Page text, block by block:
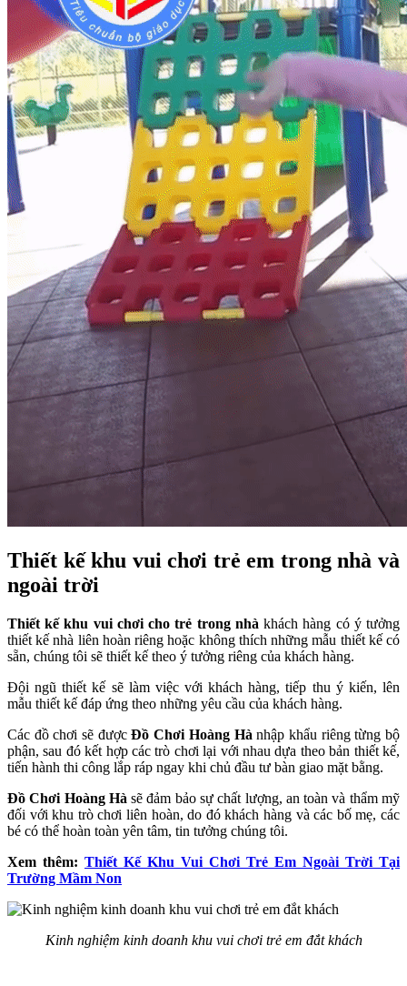
Thiết kế khu vui chơi trẻ em trong nhà và
ngoài trời
Thiết kế khu vui chơi cho trẻ trong nhà khách hàng có ý tưởng
thiết kế nhà liên hoàn riêng hoặc không thích những mẫu thiết kế có
sẵn, chúng tôi sẽ thiết kế theo ý tưởng riêng của khách hàng.
Đội ngũ thiết kế sẽ làm việc với khách hàng, tiếp thu ý kiến, lên
mẫu thiết kế đáp ứng theo những yêu cầu của khách hàng.
Các đồ chơi sẽ đượcĐồ Chơi Hoàng Hà nhập khẩu riêng từng bộ
phận, sau đó kết hợp các trò chơi lại với nhau dựa theo bản thiết kế,
tiến hành thi công lắp ráp ngay khi chủ đầu tư bàn giao mặt bằng.
Đồ Chơi Hoàng Hà sẽ đảm bảo sự chất lượng, an toàn và thẩm mỹ
đối với khu trò chơi liên hoàn, do đó khách hàng và các bố mẹ, các
bé có thể hoàn toàn yên tâm, tin tưởng chúng tôi.
Xem thêm: Thiết Kế Khu Vui Chơi Trẻ Em Ngoài Trời Tại
Trường Mầm Non
Kinh nghiệm kinh doanh khu vui chơi trẻ em đắt khách